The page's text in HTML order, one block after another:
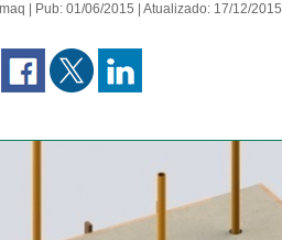
| Pub: 01/06/2015 | Atualizado: 17/12/2015